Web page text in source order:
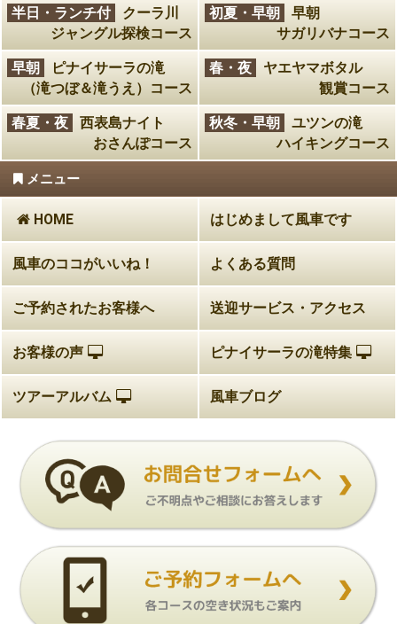
半日・ランチ付
クーラ川
ジャングル探検コース
初夏・早朝
早朝
サガリバナコース
早朝
ピナイサーラの滝
（滝つぼ＆滝うえ）コース
春・夜
ヤエヤマボタル
観賞コース
春夏・夜
西表島ナイト
おさんぽコース
秋冬・早朝
ユツンの滝
ハイキングコース
メニュー
HOME はじめまして風車です
風車のココがいいね！ よくある質問
ご予約されたお客様へ 送迎サービス・アクセス
お客様の声 ピナイサーラの滝特集
ツアーアルバム 風車ブログ